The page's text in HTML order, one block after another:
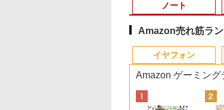
ノート
1 2
1 2
1 2
1 2
Amazon売れ筋ラ
イヤフォン
Amazon ゲーミン